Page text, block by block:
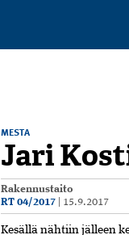
MESTA
Jari
Rakennustaito
RT 04/2017
15.9.2017
Kesällä nähtiin jälleen